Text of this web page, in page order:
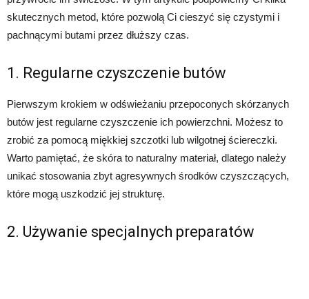
skutecznych metod, które pozwolą Ci cieszyć się czystymi i
pachnącymi butami przez dłuższy czas.
1. Regularne czyszczenie butów
Pierwszym krokiem w odświeżaniu przepoconych skórzanych
butów jest regularne czyszczenie ich powierzchni. Możesz to
zrobić za pomocą miękkiej szczotki lub wilgotnej ściereczki.
Warto pamiętać, że skóra to naturalny materiał, dlatego należy
unikać stosowania zbyt agresywnych środków czyszczących,
które mogą uszkodzić jej strukturę.
2. Używanie specjalnych preparatów